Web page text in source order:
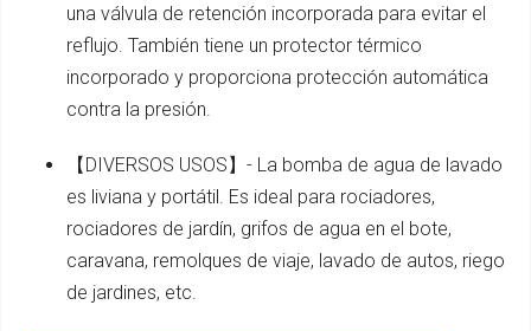
una válvula de retención incorporada para evitar el
reflujo. También tiene un protector térmico
incorporado y proporciona protección automática
contra la presión.
【DIVERSOS USOS】- La bomba de agua de lavado
es liviana y portátil. Es ideal para rociadores,
rociadores de jardín, grifos de agua en el bote,
caravana, remolques de viaje, lavado de autos, riego
de jardines, etc.